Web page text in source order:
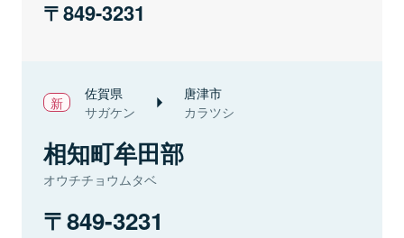
849-3231
佐賀県
サガケン
唐津市
カラツシ
相知町牟田部
オウチチョウムタベ
849-3231